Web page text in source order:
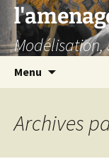
Aller
contenu
Modélisation,
Menu
Archives